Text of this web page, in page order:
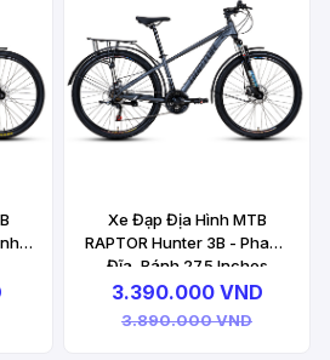
Xe Đạp Địa Hình MTB
RAPTOR Hunter 3B - Phanh
Đĩa, Bánh 27.5 Inches
3.390.000 VND
3.890.000 VND